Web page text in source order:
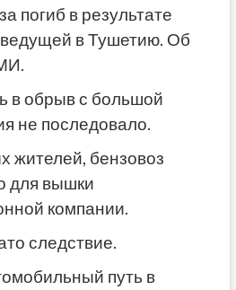
погиб в результате
в Тушетию. Об
в обрыв с большой
не последовало.
жителей, бензовоз
для вышки
компании.
следствие.
путь в